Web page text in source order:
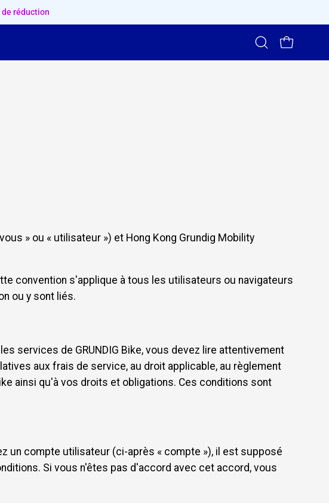
de réduction
Ouvrir
la
OUVRIR LE
» ou « utilisateur ») et Hong Kong Grundig Mobility
convention s'applique à tous les utilisateurs ou navigateurs
ou y sont liés.
services de GRUNDIG Bike, vous devez lire attentivement
aux frais de service, au droit applicable, au règlement
ainsi qu'à vos droits et obligations. Ces conditions sont
un compte utilisateur (ci-après « compte »), il est supposé
Si vous n'êtes pas d'accord avec cet accord, vous